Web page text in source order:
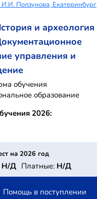
Ползунова, Екатеринбург
и археология
управления и
обучения
образование
2026:
на 2026 год
Н/Д Платные: Н/Д
Помощь в поступлении